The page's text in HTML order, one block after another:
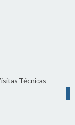
Técnicas